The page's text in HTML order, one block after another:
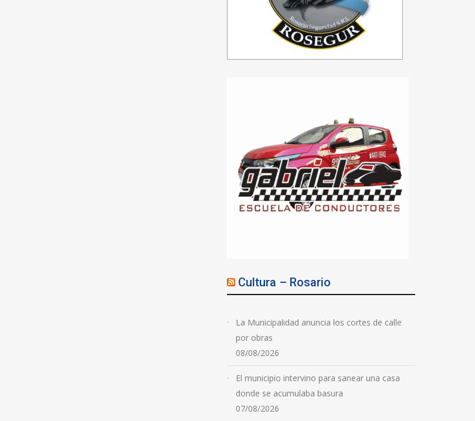
Cultura – Rosario
La Municipalidad anuncia los cortes de calle
por obras
08/08/2026
El municipio intervino para sanear una casa
donde se acumulaba basura
07/08/2026